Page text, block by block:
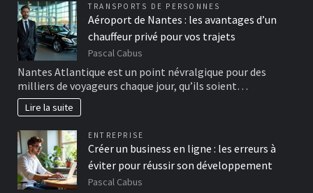
TRANSPORTS DE PERSONNES
Aéroport de Nantes : les avantages d’un
chauffeur privé pour vos trajets
Pascal Cabus
Nantes Atlantique est un point névralgique pour des
milliers de voyageurs chaque jour, qu’ils soient…
Lire la suite
ENTREPRISE
Créer un business en ligne : les erreurs à
éviter pour réussir son développement
Pascal Cabus